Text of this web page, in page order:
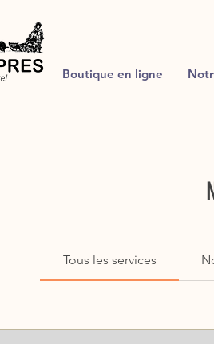
Boutique en ligne
Tous les services